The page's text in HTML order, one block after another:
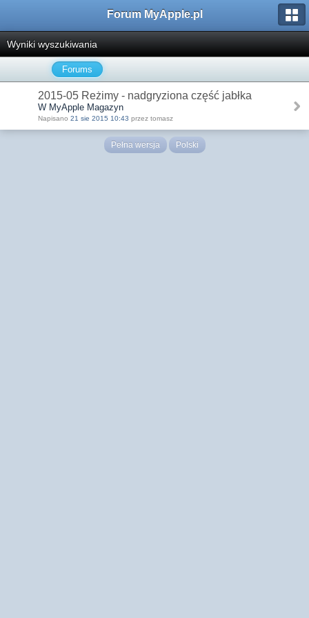
Forum MyApple.pl
Wyniki wyszukiwania
Forums
2015-05 Reżimy - nadgryziona część jabłka
W MyApple Magazyn
Napisano 21 sie 2015 10:43 przez tomasz
Pełna wersja Polski